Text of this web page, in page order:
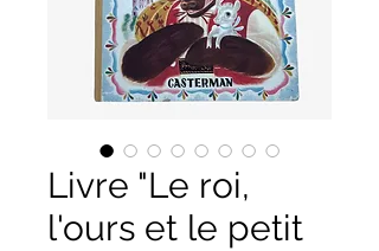
Livre "Le roi,
l'ours et le petit